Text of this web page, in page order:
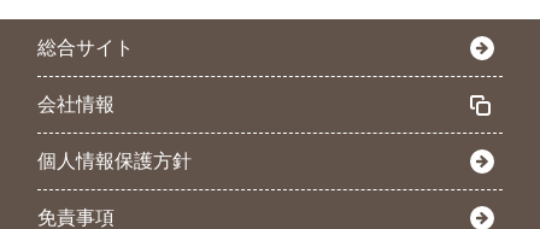
総合サイト
会社情報
個人情報保護方針
免責事項